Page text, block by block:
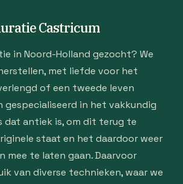
Castricum
in Noord-Holland gezocht? We
met liefde voor het
of een tweede leven
gespecialiseerd in het vakkundig
dat antiek is, om dit terug te
staat en het daardoor weer
mee te laten gaan. Daarvoor
van diverse technieken, waar we